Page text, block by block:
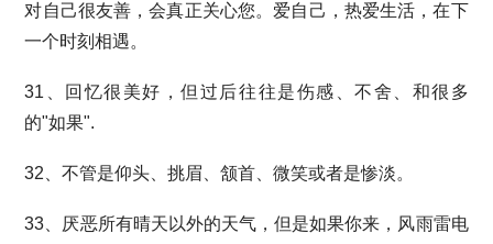
对自己很友善，会真正关心您。爱自己，热爱生活，在下
一个时刻相遇。
31、回忆很美好，但过后往往是伤感、不舍、和很多
的"如果".
32、不管是仰头、挑眉、颔首、微笑或者是惨淡。
33、厌恶所有晴天以外的天气，但是如果你来，风雨雷电